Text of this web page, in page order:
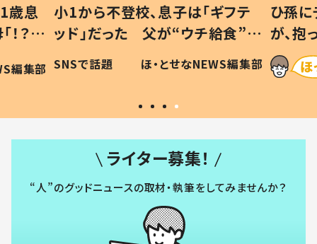
歳息
？」
編集部
小1から不登校、息子は「ギフテ
ッド」だった 父が“ウチ給食”を
作り続ける理由とは #令和の親
#令和の子
SNSで話題 ほ・とせなNEWS編集部
ひ孫
が、
「涙が
い」
ライター募集！
“人”のグッドニュースの取材・執筆をしてみませんか？